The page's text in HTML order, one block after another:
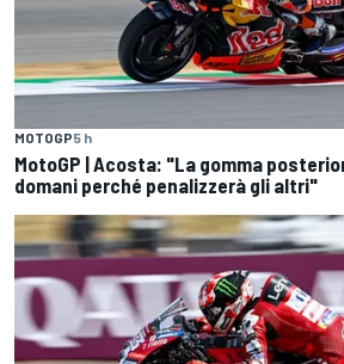
MOTOGP5 h
MotoGP | Acosta: "La gomma
domani perché penalizzerà gli altri"